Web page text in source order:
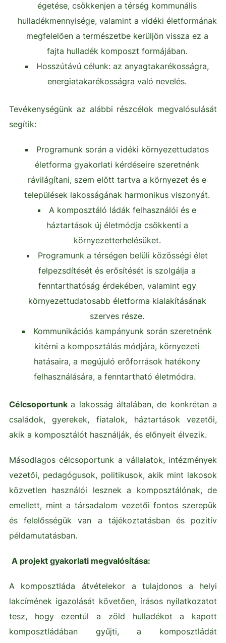
égetése, csökkenjen a térség kommunális
hulladékmennyisége, valamint a vidéki életformának
megfelelően a természetbe kerüljön vissza ez a
fajta hulladék komposzt formájában.
Hosszútávú célunk: az anyagtakarékosságra,
energiatakarékosságra való nevelés.
Tevékenységünk az alábbi részcélok megvalósulását
segítik:
Programunk során a vidéki környezettudatos
életforma gyakorlati kérdéseire szeretnénk
rávilágítani, szem előtt tartva a környezet és e
települések lakosságának harmonikus viszonyát.
A komposztáló ládák felhasználói és e
háztartások új életmódja csökkenti a
környezetterhelésüket.
Programunk a térségen belüli közösségi élet
felpezsdítését és erősítését is szolgálja a
fenntarthatóság érdekében, valamint egy
környezettudatosabb életforma kialakításának
szerves része.
Kommunikációs kampányunk során szeretnénk
kitérni a komposztálás módjára, környezeti
hatásaira, a megújuló erőforrások hatékony
felhasználására, a fenntartható életmódra.
Célcsoportunka lakosság általában, de konkrétan a
családok, gyerekek, fiatalok, háztartások vezetői,
akik a komposztálót használják, és előnyeit élvezik.
Másodlagos célcsoportunk a vállalatok, intézmények
vezetői, pedagógusok, politikusok, akik mint lakosok
közvetlen használói lesznek a komposztálónak, de
emellett, mint a társadalom vezetői fontos szerepük
és felelősségük van a tájékoztatásban és pozitív
példamutatásban.
A projekt gyakorlati megvalósítása:
A komposztláda átvételekor a tulajdonos a helyi
lakcímének igazolását követően, írásos nyilatkozatot
tesz, hogy ezentúl a zöld hulladékot a kapott
komposztládában gyűjti, a komposztládát